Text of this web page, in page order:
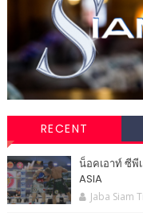
RECENT
น็อคเอาท์ ซีพี
ASIA
Jaba Siam